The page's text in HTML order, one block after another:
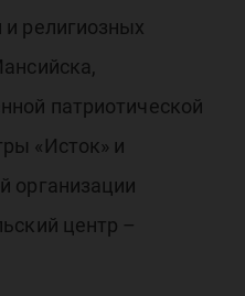
религиозных
патриотической
«Исток» и
организации
центр –